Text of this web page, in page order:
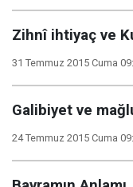
Zihnî ihtiyaç ve
31 Temmuz 2015 Cuma
Galibiyet ve
24 Temmuz 2015 Cuma